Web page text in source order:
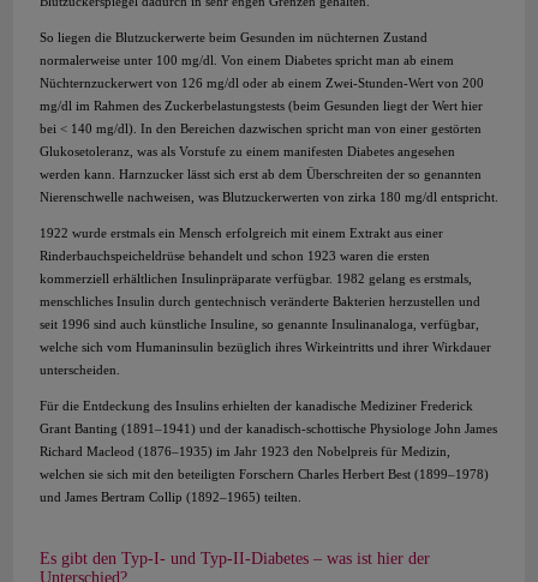
So liegen die Blutzuckerwerte beim Gesunden im nüchternen Zustand
normalerweise unter 100 mg/dl. Von einem Diabetes spricht man ab einem
Nüchternzuckerwert von 126 mg/dl oder ab einem Zwei-Stunden-Wert von 200
mg/dl im Rahmen des Zuckerbelastungstests (beim Gesunden liegt der Wert hier
bei < 140 mg/dl). In den Bereichen dazwischen spricht man von einer gestörten
Glukosetoleranz, was als Vorstufe zu einem manifesten Diabetes angesehen
werden kann. Harnzucker lässt sich erst ab dem Überschreiten der so genannten
Nierenschwelle nachweisen, was Blutzuckerwerten von zirka 180 mg/dl entspricht.
1922 wurde erstmals ein Mensch erfolgreich mit einem Extrakt aus einer
Rinderbauchspeicheldrüse behandelt und schon 1923 waren die ersten
kommerziell erhältlichen Insulinpräparate verfügbar. 1982 gelang es erstmals,
menschliches Insulin durch gentechnisch veränderte Bakterien herzustellen und
seit 1996 sind auch künstliche Insuline, so genannte Insulinanaloga, verfügbar,
welche sich vom Humaninsulin bezüglich ihres Wirkeintritts und ihrer Wirkdauer
unterscheiden.
Für die Entdeckung des Insulins erhielten der kanadische Mediziner Frederick
Grant Banting (1891–1941) und der kanadisch-schottische Physiologe John James
Richard Macleod (1876–1935) im Jahr 1923 den Nobelpreis für Medizin,
welchen sie sich mit den beteiligten Forschern Charles Herbert Best (1899–1978)
und James Bertram Collip (1892–1965) teilten.
Es gibt den Typ-I- und Typ-II-Diabetes – was ist hier der
Unterschied?